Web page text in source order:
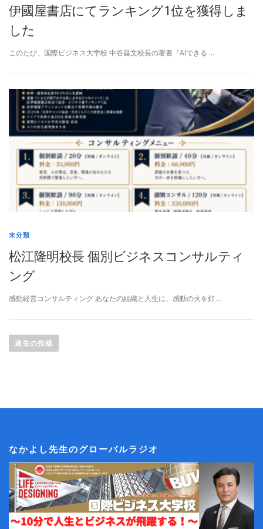
伊國屋書店にてランキング1位を獲得しま
した
このたび、国際ビジネス大学校 中谷昌文校長の著書『AIできる …
未分類
松江隆明校長 個別ビジネスコンサルティ
ング
感動経営コンサルティング あなたの組織と人生に、感動の火を灯 …
稿
ン
過去の投稿
なかよし先生のグローバルラジオ